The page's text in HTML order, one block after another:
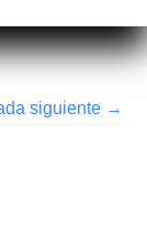
siguiente →